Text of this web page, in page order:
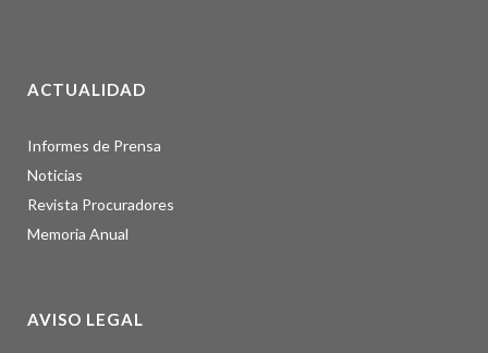
ACTUALIDAD
Informes de Prensa
Noticias
Revista Procuradores
Memoria Anual
AVISO LEGAL